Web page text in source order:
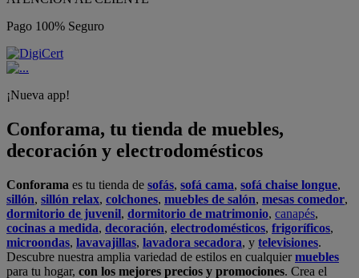
Pago 100% Seguro
¡Nueva app!
Conforama, tu tienda de muebles,
decoración y electrodomésticos
Conforama es tu tienda de sofás, sofá cama, sofá chaise longue,
sillón, sillón relax, colchones, muebles de salón, mesas comedor,
dormitorio de juvenil, dormitorio de matrimonio, canapés,
cocinas a medida, decoración, electrodomésticos, frigoríficos,
microondas, lavavajillas, lavadora secadora, y televisiones.
Descubre nuestra amplia variedad de estilos en cualquiermuebles
para tu hogar, con los mejores precios y promociones. Crea el